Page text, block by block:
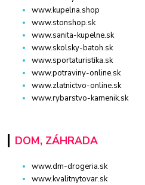
www.kupelna.shop
www.stonshop.sk
www.sanita-kupelne.sk
www.skolsky-batoh.sk
www.sportaturistika.sk
www.potraviny-online.sk
www.zlatnictvo-online.sk
www.rybarstvo-kamenik.sk
DOM, ZÁHRADA
www.dm-drogeria.sk
www.kvalitnytovar.sk